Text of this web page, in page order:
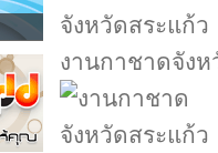
งานกาชาดจัง